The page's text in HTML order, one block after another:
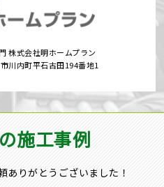
株式会社明ホームプラン
川内町平石古田194番地1
施工事例
ありがとうございました！